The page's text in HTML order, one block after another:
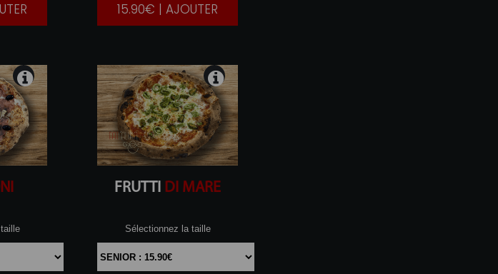
|
15.90€ | AJOUTER
FRUTTI DI MARE
Sélectionnez la taille